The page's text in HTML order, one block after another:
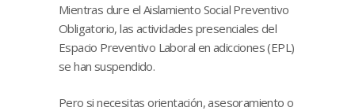
Mientras dure el Aislamiento Social Preventivo
Obligatorio, las actividades presenciales del
Espacio Preventivo Laboral en adicciones (EPL)
se han suspendido.
Pero si necesitas orientación, asesoramiento o